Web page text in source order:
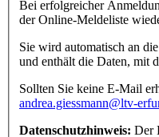
Bei erfolgreicher
der Online-Meldeliste
Sie wird automatisch an
und enthält die Daten, mit
Sollten Sie keine E-Mail
andrea.giessmann@ltv-
Datenschutzhinweis: Der